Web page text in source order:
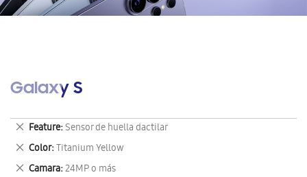
Galaxy S
Feature Sensor de huella dactilar
Eliminar
este
artículo
Color Titanium Yellow
Eliminar
este
Camara 24MP o más
Eliminar